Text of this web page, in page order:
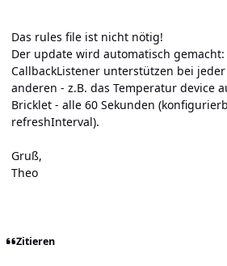
Das rules file ist nicht nötig!
Der update wird automatisch
CallbackListener unterstützen bei
anderen - z.B. das Temperatur device
Bricklet - alle 60 Sekunden
refreshInterval).
Gruß,
Theo
Zitieren